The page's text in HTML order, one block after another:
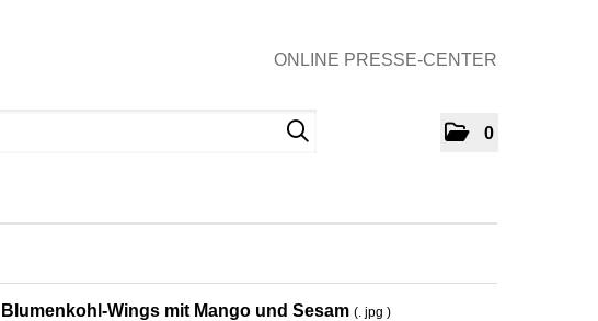
ONLINE PRESSE-CENTER
0
Blumenkohl-Wings mit Mango und Sesam (. jpg )